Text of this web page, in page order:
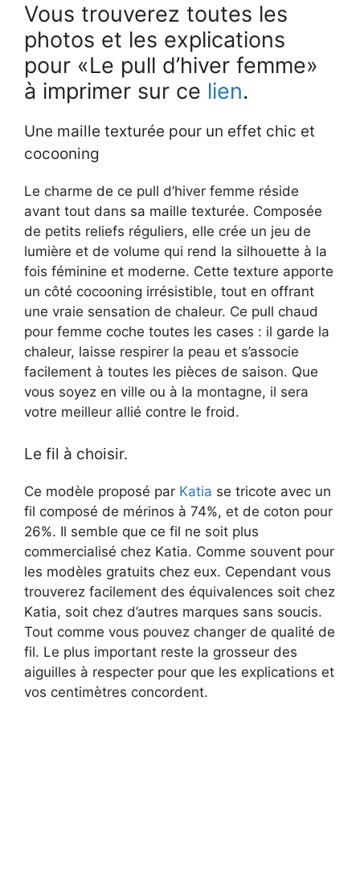
Vous trouverez toutes les
photos et les explications
pour «Le pull d’hiver femme»
à imprimer sur ce lien.
Une maille texturée pour un effet chic et
cocooning
Le charme de ce pull d’hiver femme réside
avant tout dans sa maille texturée. Composée
de petits reliefs réguliers, elle crée un jeu de
lumière et de volume qui rend la silhouette à la
fois féminine et moderne. Cette texture apporte
un côté cocooning irrésistible, tout en offrant
une vraie sensation de chaleur. Ce pull chaud
pour femme coche toutes les cases : il garde la
chaleur, laisse respirer la peau et s’associe
facilement à toutes les pièces de saison. Que
vous soyez en ville ou à la montagne, il sera
votre meilleur allié contre le froid.
Le fil à choisir.
Ce modèle proposé par Katia se tricote avec un
fil composé de mérinos à 74%, et de coton pour
26%. Il semble que ce fil ne soit plus
commercialisé chez Katia. Comme souvent pour
les modèles gratuits chez eux. Cependant vous
trouverez facilement des équivalences soit chez
Katia, soit chez d’autres marques sans soucis.
Tout comme vous pouvez changer de qualité de
fil. Le plus important reste la grosseur des
aiguilles à respecter pour que les explications et
vos centimètres concordent.